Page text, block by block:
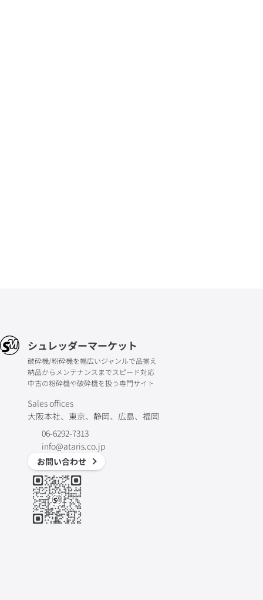
シュレッダーマーケット
破砕機/粉砕機を幅広いジャンルで品揃え
納品からメンテナンスまでスピード対応
中古の粉砕機や破砕機を扱う専門サイト
Sales offices
大阪本社、東京、静岡、広島、福岡
06-6292-7313
info@ataris.co.jp
お問い合わせ